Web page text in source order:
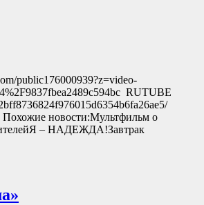
public176000939?z=video-
RUTUBE
Похожие новости:Мультфильм о
– НАДЕЖДА!Завтрак